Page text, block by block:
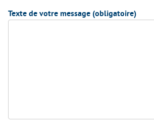
Texte de votre message (obligatoire)